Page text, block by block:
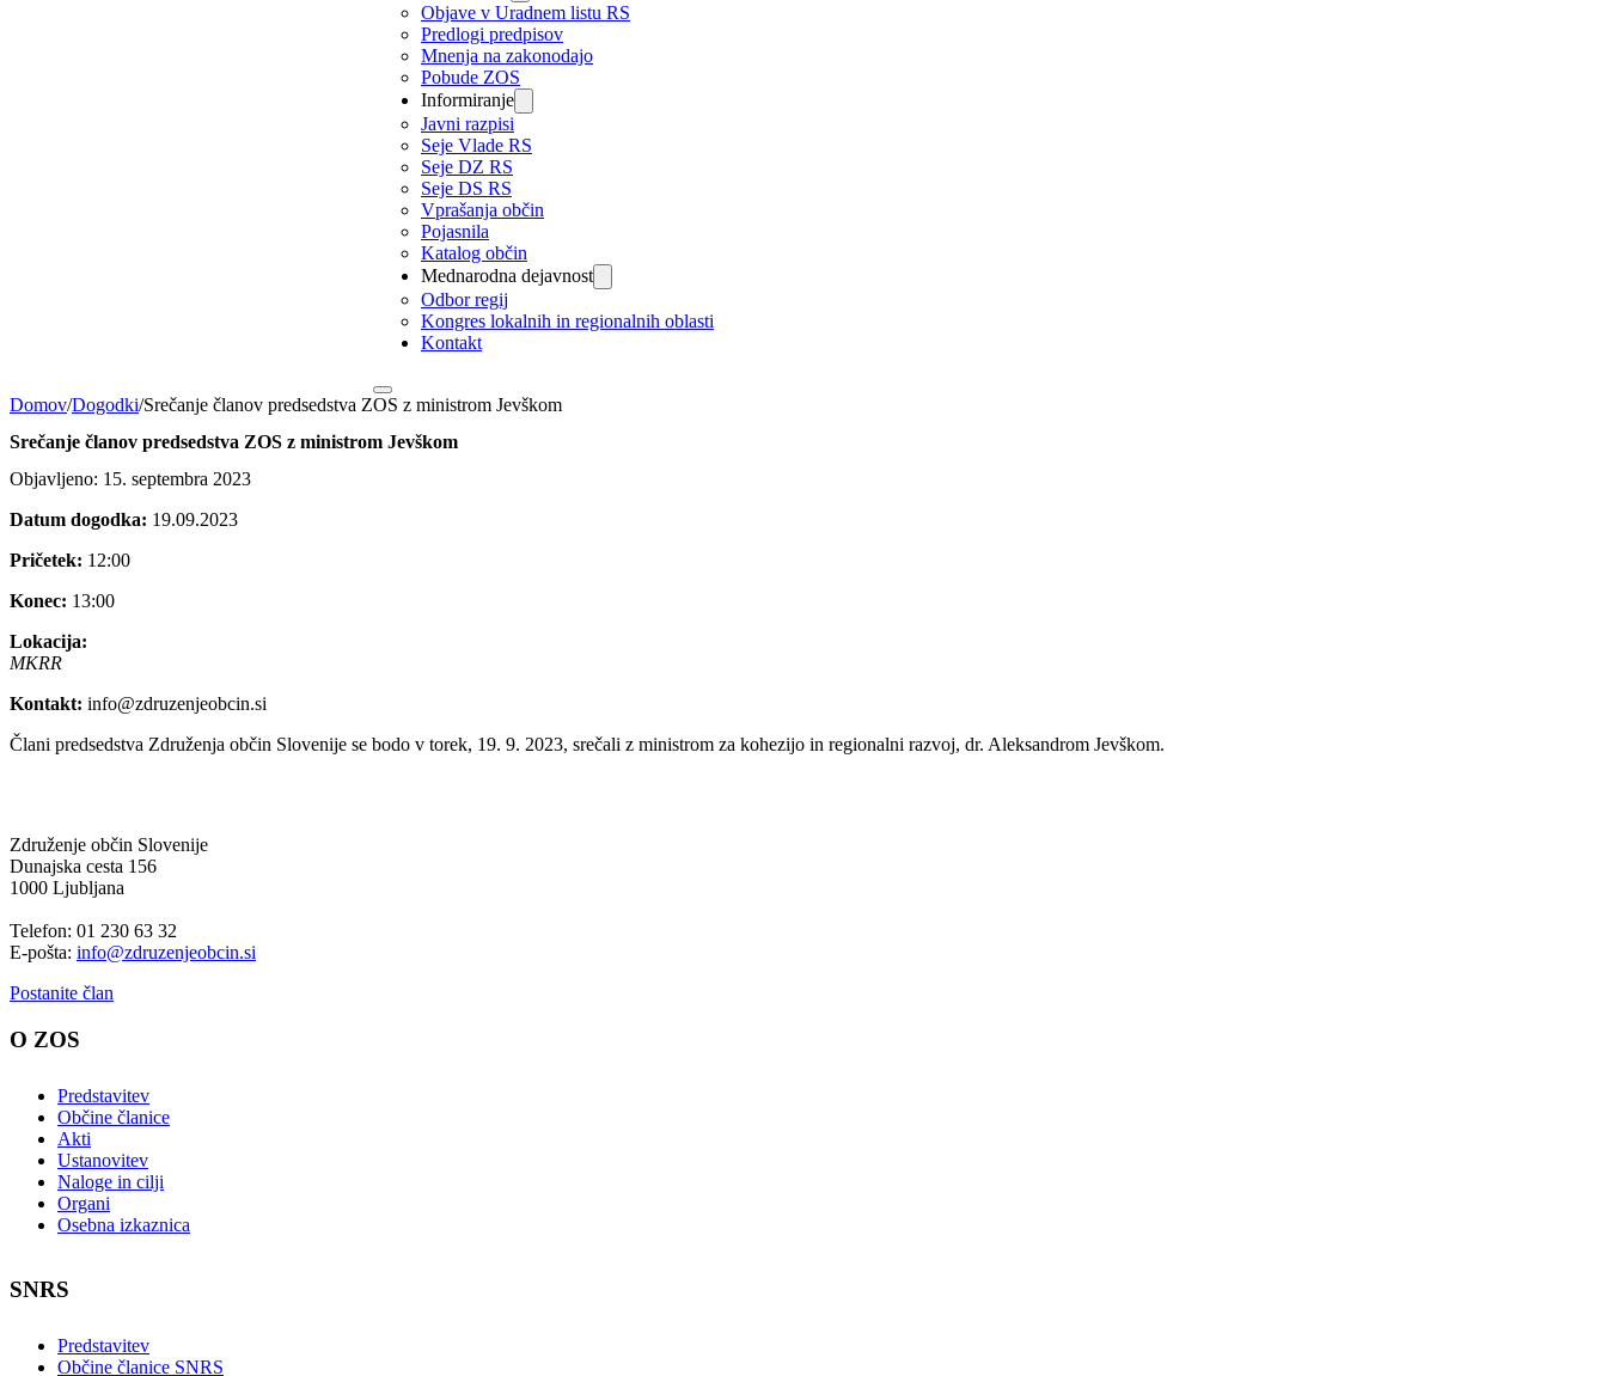
Objave v Uradnem listu RS
Predlogi predpisov
Mnenja na zakonodajo
Pobude ZOS
Informiranje
Javni razpisi
Seje Vlade RS
Seje DZ RS
Seje DS RS
Vprašanja občin
Pojasnila
Katalog občin
Mednarodna dejavnost
Odbor regij
Kongres lokalnih in regionalnih oblasti
Kontakt
Domov/Dogodki/Srečanje članov predsedstva ZOS z ministrom Jevškom
Srečanje članov predsedstva ZOS z ministrom Jevškom
Objavljeno: 15. septembra 2023
Datum dogodka: 19.09.2023
Pričetek: 12:00
Konec: 13:00
Lokacija:
MKRR
Kontakt: info@zdruzenjeobcin.si
Člani predsedstva Združenja občin Slovenije se bodo v torek, 19. 9. 2023, srečali z ministrom za kohezijo in regionalni razvoj, dr. Aleksandrom Jevškom.
Združenje občin Slovenije
Dunajska cesta 156
1000 Ljubljana
Telefon: 01 230 63 32
E-pošta: info@zdruzenjeobcin.si
Postanite član
O ZOS
Predstavitev
Občine članice
Akti
Ustanovitev
Naloge in cilji
Organi
Osebna izkaznica
SNRS
Predstavitev
Občine članice SNRS